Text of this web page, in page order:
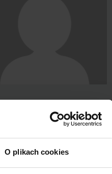
O plikach cookies
w sprzedaży B2B.
na kierunku
Handlowej w Warszawie.
fanka audiobooków,